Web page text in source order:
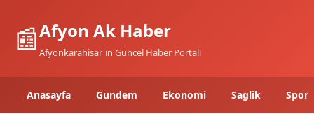
📰Afyon Ak Haber
Afyonkarahisar'ın Güncel Haber Portalı
Anasayfa Gundem Ekonomi Saglik Spor